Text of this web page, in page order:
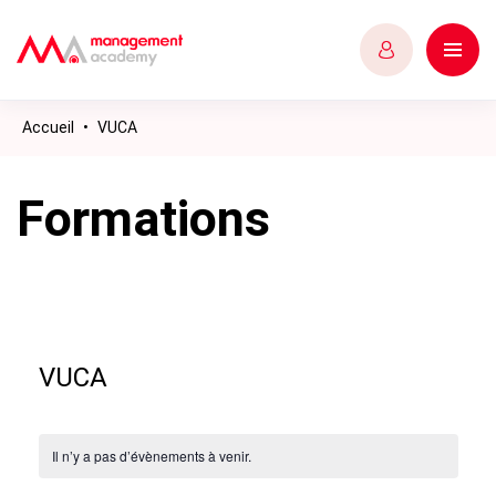
Accueil • VUCA
Formations
VUCA
Il n’y a pas d’évènements à venir.